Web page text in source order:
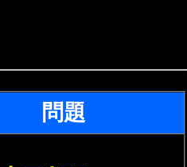
問題